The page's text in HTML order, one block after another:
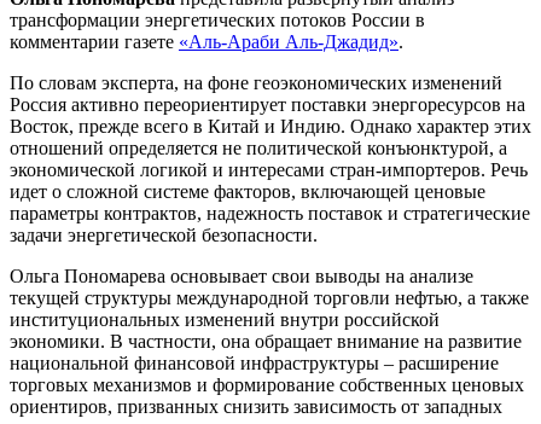
трансформации энергетических потоков России в
комментарии газете «Аль-Араби Аль-Джадид».
По словам эксперта, на фоне геоэкономических изменений
Россия активно переориентирует поставки энергоресурсов на
Восток, прежде всего в Китай и Индию. Однако характер этих
отношений определяется не политической конъюнктурой, а
экономической логикой и интересами стран-импортеров. Речь
идет о сложной системе факторов, включающей ценовые
параметры контрактов, надежность поставок и стратегические
задачи энергетической безопасности.
Ольга Пономарева основывает свои выводы на анализе
текущей структуры международной торговли нефтью, а также
институциональных изменений внутри российской
экономики. В частности, она обращает внимание на развитие
национальной финансовой инфраструктуры – расширение
торговых механизмов и формирование собственных ценовых
ориентиров, призванных снизить зависимость от западных